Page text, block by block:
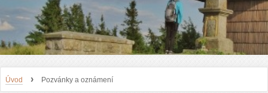
Úvod › Pozvánky a oznámení